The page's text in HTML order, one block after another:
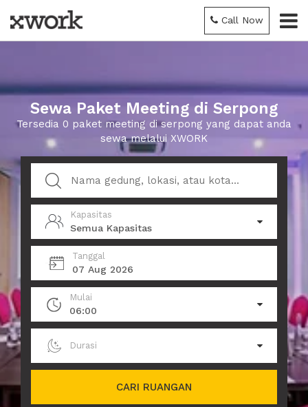
Call Now
Sewa Paket Meeting di Serpong
Tersedia 0 paket meeting di serpong yang dapat anda
sewa melalui XWORK
Kapasitas
Semua Kapasitas
Tanggal
07 Aug 2026
Mulai
06:00
Durasi
CARI RUANGAN